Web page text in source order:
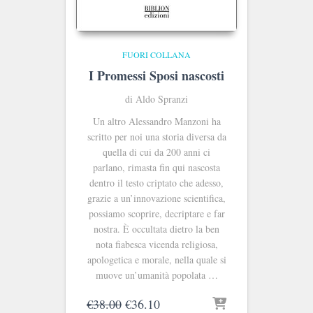
FUORI COLLANA
I Promessi Sposi nascosti
di Aldo Spranzi
Un altro Alessandro Manzoni ha
scritto per noi una storia diversa da
quella di cui da 200 anni ci
parlano, rimasta fin qui nascosta
dentro il testo criptato che adesso,
grazie a un’innovazione scientifica,
possiamo scoprire, decriptare e far
nostra. È occultata dietro la ben
nota fiabesca vicenda religiosa,
apologetica e morale, nella quale si
muove un’umanità popolata …
€38.00 Il
€36.10Il